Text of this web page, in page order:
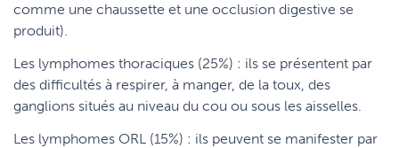
comme une chaussette et une occlusion digestive se
produit).
Les lymphomes thoraciques (25%) : ils se présentent par
des difficultés à respirer, à manger, de la toux, des
ganglions situés au niveau du cou ou sous les aisselles.
Les lymphomes ORL (15%) : ils peuvent se manifester par